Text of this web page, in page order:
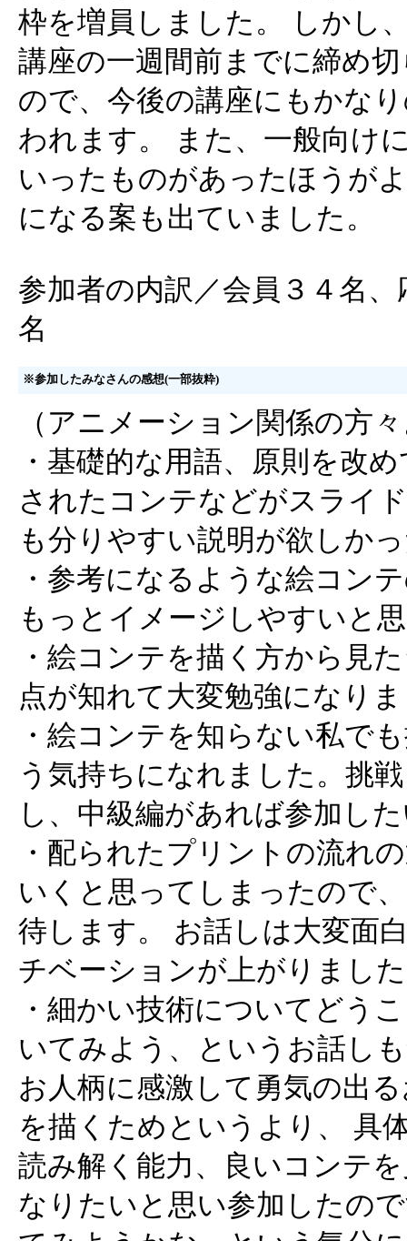
枠を増員しました。 しかし
講座の一週間前までに締め
ので、今後の講座にもかな
われます。 また、一般向け
いったものがあったほうが
になる案も出ていました。
参加者の内訳／会員３４名
名
※参加したみなさんの感想(一部抜粋)
（アニメーション関係の方
・基礎的な用語、原則を改
されたコンテなどがスライ
も分りやすい説明が欲しか
・参考になるような絵コン
もっとイメージしやすいと
・絵コンテを描く方から見
点が知れて大変勉強になり
・絵コンテを知らない私で
う気持ちになれました。挑
し、中級編があれば参加し
・配られたプリントの流れ
いくと思ってしまったので
待します。 お話しは大変面
チベーションが上がりまし
・細かい技術についてどう
いてみよう、というお話し
お人柄に感激して勇気の出
を描くためというより、 具
読み解く能力、良いコンテ
なりたいと思い参加したの